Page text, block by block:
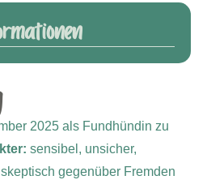
2025 als Fundhündin zu
sensibel, unsicher,
gegenüber Fremden